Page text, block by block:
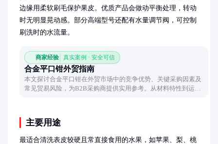
边缘用柔软刷毛保护果皮。优质产品会做动平衡处理，转动
时无明显晃动感。部分高端型号还配有水量调节阀，可控制
刷洗时的水流量。
商家经验 真实案例 · 安全可信
合金平口钳外贸指南
本文探讨合金平口钳在外贸市场中的竞争优势、关键采购因素及
常见贸易风险，为B2B采购商提供实用参考。从材料特性到运输
主要用途
最适合清洗表皮较硬且常直接食用的水果，如苹果、梨、桃